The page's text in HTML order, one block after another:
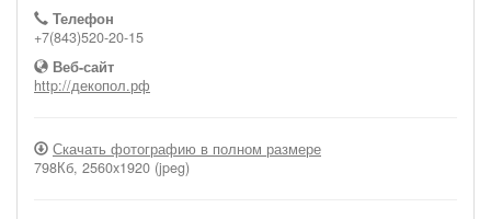
Телефон
+7(843)520-20-15
Веб-сайт
http://декопол.рф
Скачать фотографию в полном размере
798Кб, 2560x1920 (jpeg)